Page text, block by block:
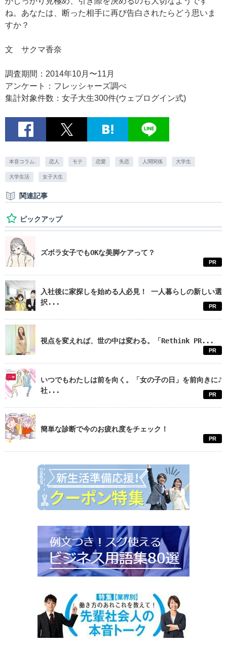
ね。あなたは、断った相手に再び告白されたらどう思いま
すか？
文 サクマ香奈
調査期間：2014年10月〜11月
アンケート：フレッシャーズ調べ
集計対象件数：女子大生300件(ウェブログイン式)
本音コラム. 恋人 モテ 恋愛 失恋 人間関係 大学生
大学生活 女子大生
関連記事
ピックアップ
ズボラ女子でもOKな美脚ケアって？
PR
入社後に家探しを始める人必見！ 一人暮らしの新しい選
択...
PR
視点を変えれば、世の中は変わる。「Rethink PR...
PR
いつでもわたしは前を向く。「女の子の日」を前向きに♪
社...
PR
簡単な診断で今のお疲れ度をチェック！
PR